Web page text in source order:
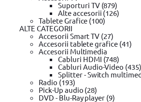
Suporturi TV (879)
Alte accesorii (126)
Tablete Grafice (100)
ALTE CATEGORII
Accesorii Smart TV (27)
Accesorii tablete grafice (41)
Accesorii Multimedia
Cabluri HDMI (748)
Cabluri Audio-Video (435)
Splitter - Switch
Radio (193)
Pick-Up audio (28)
DVD - Blu-Ray player (9)
Caracteristici generale
Tip
Clasa laser
Precizia de nivelare
Autonomie
Baterie
Lungime (mm)
Fii primul care adauga un review
Review-uri